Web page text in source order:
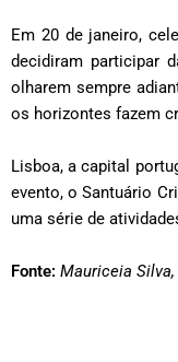
Em 20 de janeiro,
decidiram participar
olharem sempre
os horizontes fazem
Lisboa, a capital
evento, o Santuário
uma série de
Fonte: Mauriceia